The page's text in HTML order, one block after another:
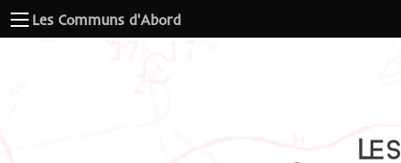
Les Communs d'Abord